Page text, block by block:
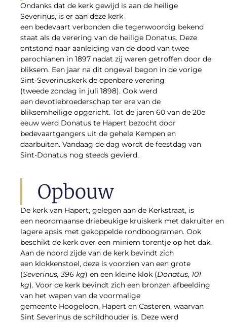
Ondanks dat de kerk gewijd is aan de heilige
Severinus, is er aan deze kerk
een bedevaart verbonden die tegenwoordig bekend
staat als de verering van de heilige Donatus. Deze
ontstond naar aanleiding van de dood van twee
parochianen in 1897 nadat zij waren getroffen door de
bliksem. Een jaar na dit ongeval begon in de vorige
Sint-Severinuskerk de openbare verering
(tweede zondag in juli 1898). Ook werd
een devotiebroederschap ter ere van de
bliksemheilige opgericht. Tot de jaren 60 van de 20e
eeuw werd Donatus te Hapert bezocht door
bedevaartgangers uit de gehele Kempen en
daarbuiten. Vandaag de dag wordt de feestdag van
Sint-Donatus nog steeds gevierd.
Opbouw
De kerk van Hapert, gelegen aan de Kerkstraat, is
een neoromaanse driebeukige kruiskerk met dakruiter en
lagere apsis met gekoppelde rondboogramen. Ook
beschikt de kerk over een miniem torentje op het dak.
Aan de noord zijde van de kerk bevindt zich
een klokkenstoel, deze is voorzien van een grote
(Severinus, 396 kg) en een kleine klok (Donatus, 101
kg). Voor de kerk bevindt zich een bronzen afbeelding
van het wapen van de voormalige
gemeente Hoogeloon, Hapert en Casteren, waarvan
Sint Severinus de schildhouder is. Deze werd